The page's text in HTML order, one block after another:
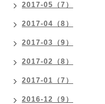
2017-05（7）
2017-04（8）
2017-03（9）
2017-02（8）
2017-01（7）
2016-12（9）